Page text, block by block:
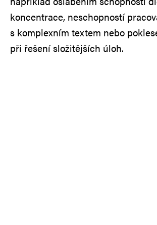
koncentrace, neschopností
s komplexním textem nebo
při řešení složitějších úloh.